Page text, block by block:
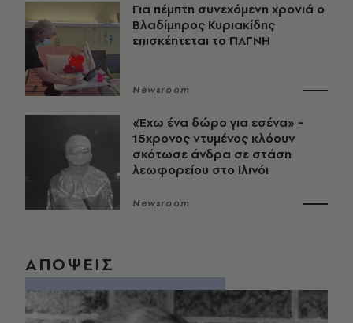
Για πέμπτη συνεχόμενη χρονιά ο
Βλαδίμηρος Κυριακίδης
επισκέπτεται το ΠΑΓΝΗ
Newsroom
«Έχω ένα δώρο για εσένα» -
15χρονος ντυμένος κλόουν
σκότωσε άνδρα σε στάση
λεωφορείου στο Ιλινόι
Newsroom
ΑΠΟΨΕΙΣ